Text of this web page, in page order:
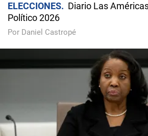
ELECCIONES
Diario Las
Político 2026
Por Daniel Castropé